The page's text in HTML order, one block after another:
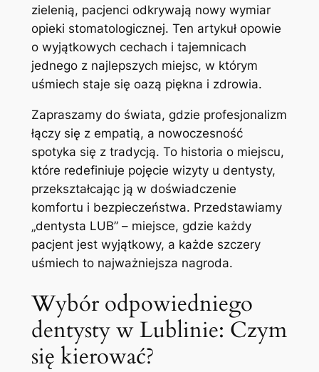
zielenią, pacjenci odkrywają nowy wymiar
opieki stomatologicznej. Ten artykuł opowie
o wyjątkowych cechach i tajemnicach
jednego z najlepszych miejsc, w którym
uśmiech staje się oazą piękna i zdrowia.
Zapraszamy do świata, gdzie profesjonalizm
łączy się z empatią, a nowoczesność
spotyka się z tradycją. To historia o miejscu,
które redefiniuje pojęcie wizyty u dentysty,
przekształcając ją w doświadczenie
komfortu i bezpieczeństwa. Przedstawiamy
„dentysta LUB” – miejsce, gdzie każdy
pacjent jest wyjątkowy, a każde szczery
uśmiech to najważniejsza nagroda.
Wybór odpowiedniego
dentysty w Lublinie: Czym
się kierować?